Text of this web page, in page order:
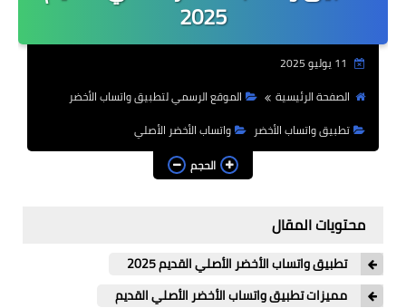
بلس الذهبي
واتس اب عمر
واتس بلاس
واتس عاصم
واتس هزام
واتس يوسف
2025
الصفحة الرئيسية
الموقع الرسمي لتطبيق واتساب الأخضر
تطبيق واتساب الأخضر
واتساب الأخضر الأصلي
الحجم
محتويات المقال
تطبيق واتساب الأخضر الأصلي القديم 2025
مميزات تطبيق واتساب الأخضر الأصلي القديم